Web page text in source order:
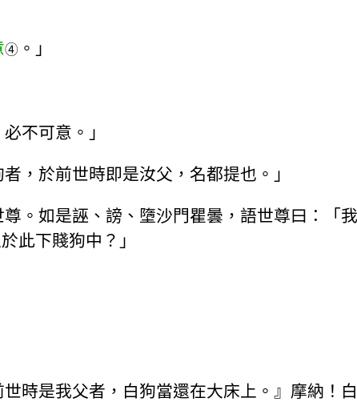
④ 。」
不可意。」
，於前世時即是汝父，名都提也。」
。如是誣、謗、墮沙門瞿曇，語世尊曰：「
此下賤狗中？」
時是我父者，白狗當還在大床上。』摩納！